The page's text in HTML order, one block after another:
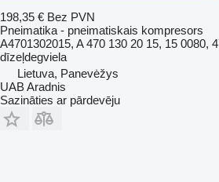
198,35 € Bez PVN
Pneimatika - pneimatiskais kompresors
A4701302015, A 470 130 20 15, 15 0080,
dīzeļdegviela
Lietuva, Panevėžys
UAB Aradnis
Sazināties ar pārdevēju